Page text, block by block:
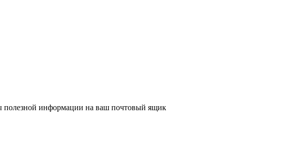
полезной информации на ваш почтовый ящик